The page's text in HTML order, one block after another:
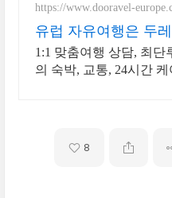
https://www.dooravel-
유럽 자유여행은 두
1:1 맞춤여행 상담, 최단
의 숙박, 교통, 24시간
8